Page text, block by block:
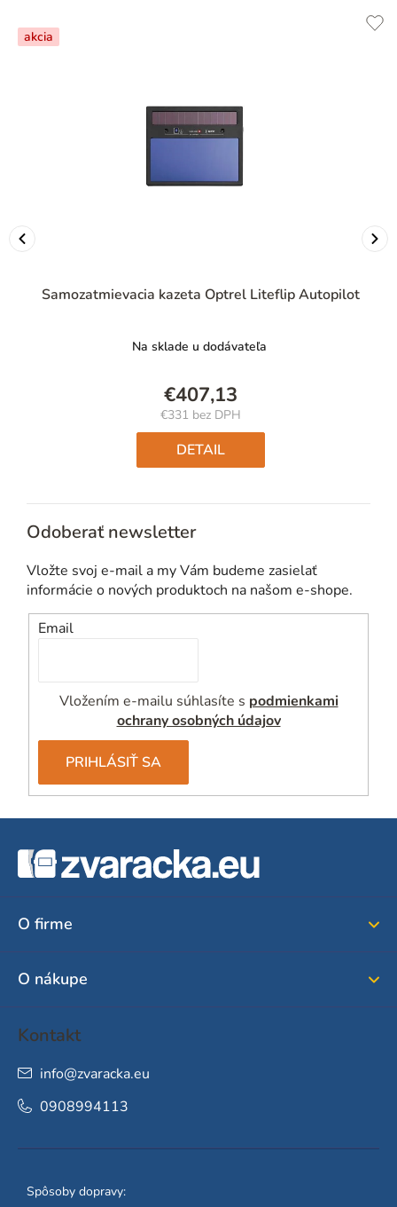
akcia
Samozatmievacia kazeta Optrel Liteflip Autopilot
Na sklade u dodávateľa
€407,13
€331 bez DPH
Jednotková
cena:
DETAIL
Odoberať newsletter
Vložte svoj e-mail a my Vám budeme zasielať
informácie o nových produktoch na našom e-shope.
Email
Vložením e-mailu súhlasíte s podmienkami
ochrany osobných údajov
PRIHLÁSIŤ SA
O firme
O nákupe
Kontakt
info@zvaracka.eu
0908994113
Spôsoby dopravy: